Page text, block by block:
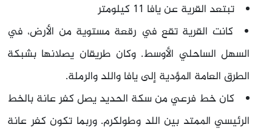
تبتعد القرية عن يافا 11 كيلومتر
كانت القرية تقع في رقعة مستوية من الأرض، في
السهل الساحلي الأوسط. وكان طريقان يصلانها بشبكة
الطرق العامة المؤدية إلى يافا واللد والرملة.
كان خط فرعي من سكة الحديد يصل كفر عانة بالخط
الرئيسي الممتد بين اللد وطولكرم. وربما تكون كفر عانة